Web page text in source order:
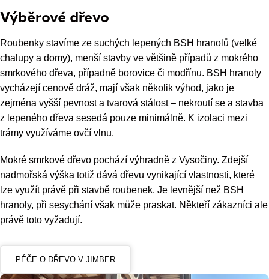
Výběrové dřevo
Roubenky stavíme ze suchých lepených BSH hranolů (velké
chalupy a domy), menší stavby ve většině případů z mokrého
smrkového dřeva, případně borovice či modřínu. BSH hranoly
vycházejí cenově dráž, mají však několik výhod, jako je
zejména vyšší pevnost a tvarová stálost –⁠⁠⁠ nekroutí se a stavba
z lepeného dřeva sesedá pouze minimálně. K izolaci mezi
trámy využíváme ovčí vlnu.
Mokré smrkové dřevo pochází výhradně z Vysočiny. Zdejší
nadmořská výška totiž dává dřevu vynikající vlastnosti, které
lze využít právě při stavbě roubenek. Je levnější než BSH
hranoly, při sesychání však může praskat. Někteří zákazníci ale
právě toto vyžadují.
PÉČE O DŘEVO V JIMBER